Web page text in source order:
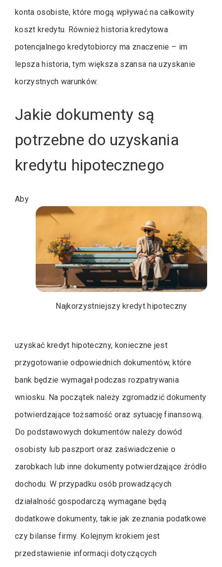
konta osobiste, które mogą wpływać na całkowity
koszt kredytu. Również historia kredytowa
potencjalnego kredytobiorcy ma znaczenie – im
lepsza historia, tym większa szansa na uzyskanie
korzystnych warunków.
Jakie dokumenty są
potrzebne do uzyskania
kredytu hipotecznego
Najkorzystniejszy kredyt hipoteczny
Aby
uzyskać kredyt hipoteczny, konieczne jest
przygotowanie odpowiednich dokumentów, które
bank będzie wymagał podczas rozpatrywania
wniosku. Na początek należy zgromadzić dokumenty
potwierdzające tożsamość oraz sytuację finansową.
Do podstawowych dokumentów należy dowód
osobisty lub paszport oraz zaświadczenie o
zarobkach lub inne dokumenty potwierdzające źródło
dochodu. W przypadku osób prowadzących
działalność gospodarczą wymagane będą
dodatkowe dokumenty, takie jak zeznania podatkowe
czy bilanse firmy. Kolejnym krokiem jest
przedstawienie informacji dotyczących